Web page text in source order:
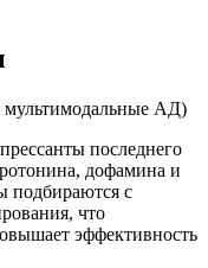
АД)
последнего
дофамина и
подбираются с
что
эффективность